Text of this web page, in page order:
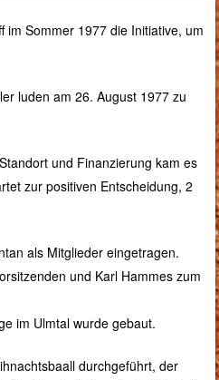
im Sommer 1977 die Initiative, um
luden am 26. August 1977 zu
und Finanzierung kam es
zur positiven Entscheidung, 2
als Mitglieder eingetragen.
und Karl Hammes zum
im Ulmtal wurde gebaut.
durchgeführt, der